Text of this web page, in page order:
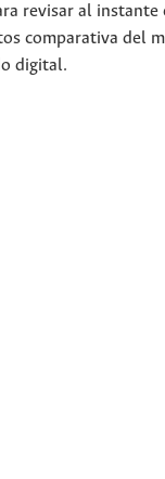
revisar al
comparativa del
digital.